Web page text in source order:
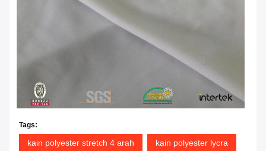
Tags:
kain polyester stretch 4 arah kain polyester lycra